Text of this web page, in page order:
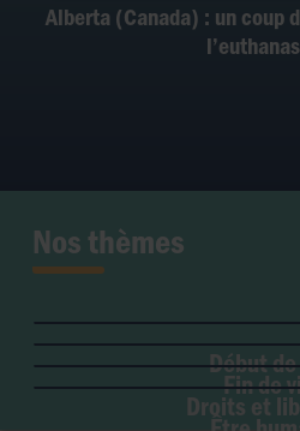
Alberta (Canada) : un coup
Nos thèmes
Début
Fertilité et
Fin de
Don
Droits et
Liberté de
Liberté
Accès aux
Maladie &
Genre &